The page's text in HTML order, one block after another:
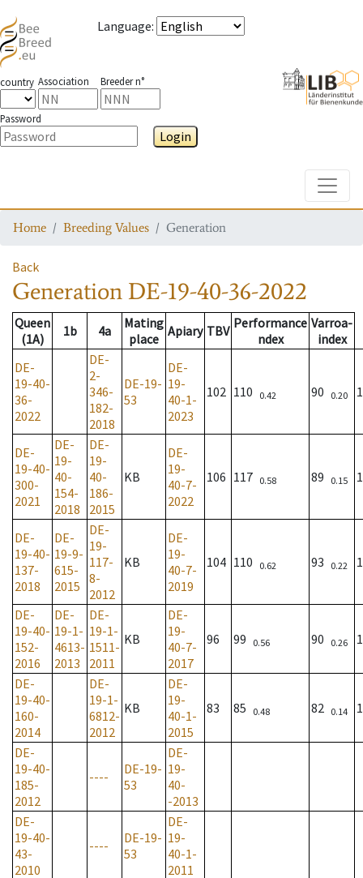
Language:
country Association Breeder n°
Password
Login
Home Breeding Values Generation
Back
Generation DE-19-40-36-2022
Queen
(1A)
1b 4a
Mating
place Apiary TBV Performance
ndex
Varroa-
index
DE-
19-40-
36-
2022
DE-
2-
346-
182-
2018
DE-19-
53
DE-
19-
40-1-
2023
102 110 0.42 90 0.20 1
DE-
19-40-
300-
2021
DE-
19-
40-
154-
2018
DE-
19-
40-
186-
2015
KB
DE-
19-
40-7-
2022
106 117 0.58 89 0.15 1
DE-
19-40-
137-
2018
DE-
19-9-
615-
2015
DE-
19-
117-
8-
2012
KB
DE-
19-
40-7-
2019
104 110 0.62 93 0.22 1
DE-
19-40-
152-
2016
DE-
19-1-
4613-
2013
DE-
19-1-
1511-
2011
KB
DE-
19-
40-7-
2017
96 99 0.56 90 0.26 1
DE-
19-40-
160-
2014
DE-
19-1-
6812-
2012
KB
DE-
19-
40-1-
2015
83 85 0.48 82 0.14 1
DE-
19-40-
185-
2012
----
DE-19-
53
DE-
19-
40-
-2013
DE-
19-40-
43-
2010
----
DE-19-
53
DE-
19-
40-1-
2011